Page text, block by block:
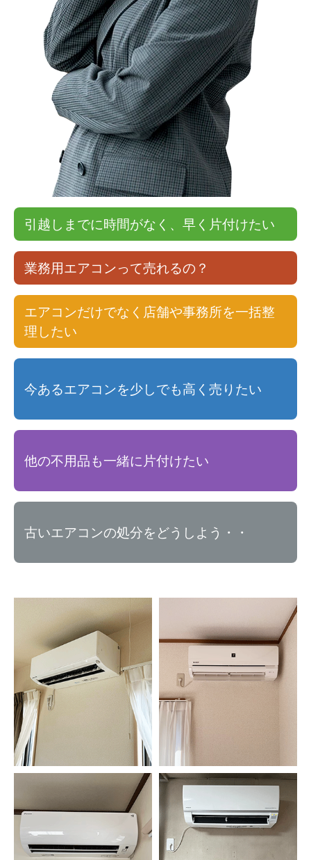
引越しまでに時間がなく、早く片付けたい
業務用エアコンって売れるの？
エアコンだけでなく店舗や事務所を一括整
理したい
今あるエアコンを少しでも高く売りたい
他の不用品も一緒に片付けたい
古いエアコンの処分をどうしよう・・